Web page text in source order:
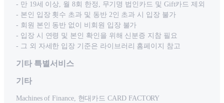
- 만 19세 이상, 월 8회 한정, 무기명 법인카드 및 Gift카드 제외
- 본인 입장 횟수 초과 및 동반 2인 초과 시 입장 불가
- 회원 본인 동반 없이 비회원 입장 불가
- 입장 시 연령 및 본인 확인을 위해 신분증 지참 필요
- 그 외 자세한 입장 기준은 라이브러리 홈페이지 참고
기타 특별서비스
기타
Machines of Finance, 현대카드 CARD FACTORY